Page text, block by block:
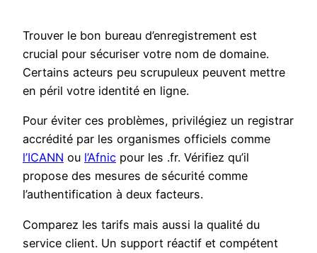
Trouver le bon bureau d’enregistrement est
crucial pour sécuriser votre nom de domaine.
Certains acteurs peu scrupuleux peuvent mettre
en péril votre identité en ligne.
Pour éviter ces problèmes, privilégiez un registrar
accrédité par les organismes officiels comme
l’ICANN ou l’Afnic pour les .fr. Vérifiez qu’il
propose des mesures de sécurité comme
l’authentification à deux facteurs.
Comparez les tarifs mais aussi la qualité du
service client. Un support réactif et compétent